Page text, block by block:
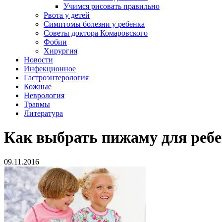
Учимся рисовать правильно
Рвота у детей
Симптомы болезни у ребенка
Советы доктора Комаровского
Фобии
Хирургия
Новости
Инфекционное
Гастроэнтерология
Кожные
Неврология
Травмы
Литература
Как выбрать пижаму для
09.11.2016